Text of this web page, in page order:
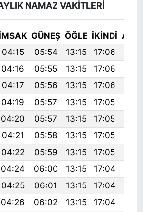
NAMAZ VAKITLERI
İMSAK GÜNEŞ ÖĞLE İKINDI
04:15 05:54 13:15 17:06
04:16 05:55 13:15 17:06
04:17 05:56 13:15 17:06
04:19 05:57 13:15 17:05
04:20 05:57 13:15 17:05
04:21 05:58 13:15 17:05
04:22 05:59 13:15 17:05
04:24 06:00 13:15 17:04
04:25 06:01 13:15 17:04
04:26 06:02 13:15 17:04